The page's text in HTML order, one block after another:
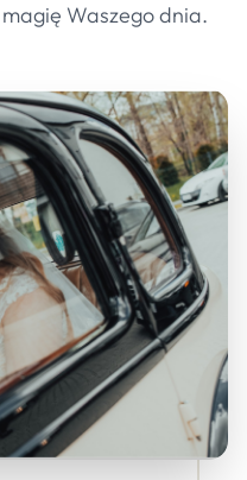
Waszego dnia.